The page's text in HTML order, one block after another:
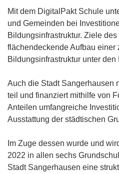
Mit dem DigitalPakt Schule
und Gemeinden bei
Bildungsinfrastruktur. Ziele
flächendeckende Aufbau einer
Bildungsinfrastruktur unter
Auch die Stadt Sangerhausen
teil und finanziert mithilfe von
Anteilen umfangreiche
Ausstattung der städtischen
Im Zuge dessen wurde und
2022 in allen sechs
Stadt Sangerhausen eine